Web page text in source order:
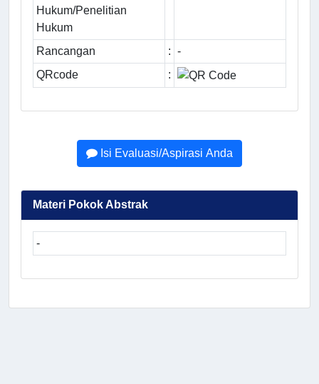
Hukum/Penelitian
Hukum
Rancangan : -
QRcode
:
Isi Evaluasi/Aspirasi Anda
Materi Pokok Abstrak
-